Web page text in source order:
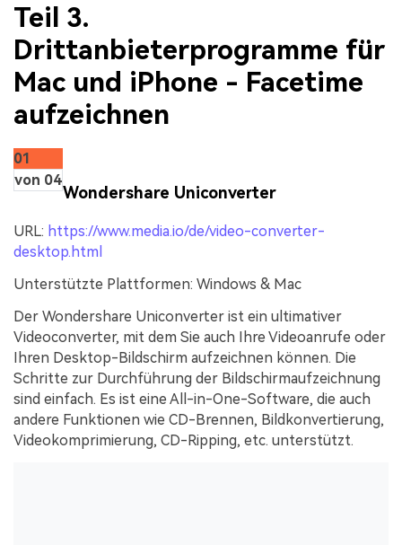
Teil 3.
Drittanbieterprogramme für
Mac und iPhone - Facetime
aufzeichnen
01
von 04
Wondershare Uniconverter
URL: https://www.media.io/de/video-converter-
desktop.html
Unterstützte Plattformen: Windows & Mac
Der Wondershare Uniconverter ist ein ultimativer
Videoconverter, mit dem Sie auch Ihre Videoanrufe oder
Ihren Desktop-Bildschirm aufzeichnen können. Die
Schritte zur Durchführung der Bildschirmaufzeichnung
sind einfach. Es ist eine All-in-One-Software, die auch
andere Funktionen wie CD-Brennen, Bildkonvertierung,
Videokomprimierung, CD-Ripping, etc. unterstützt.